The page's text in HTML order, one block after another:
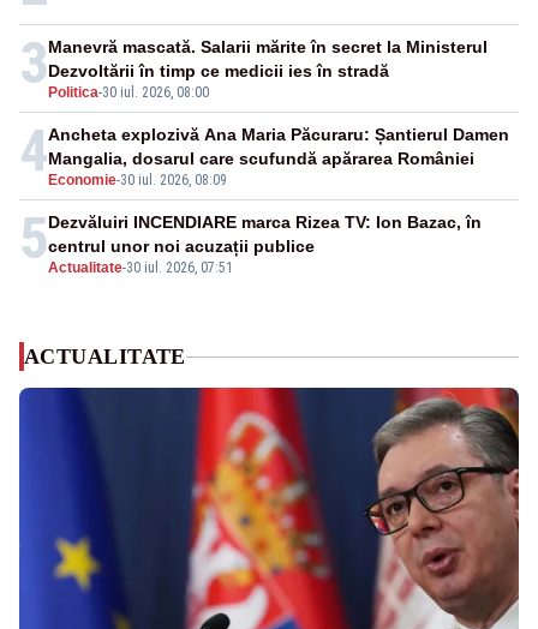
3 Politica-30 iul. 2026, 08:00
Manevră mascată. Salarii mărite în secret la Ministerul
Dezvoltării în timp ce medicii ies în stradă
4 Economie-30 iul. 2026, 08:09
Ancheta explozivă Ana Maria Păcuraru: Șantierul Damen
Mangalia, dosarul care scufundă apărarea României
5Actualitate-30 iul. 2026, 07:51
Dezvăluiri INCENDIARE marca Rizea TV: Ion Bazac, în
centrul unor noi acuzații publice
ACTUALITATE